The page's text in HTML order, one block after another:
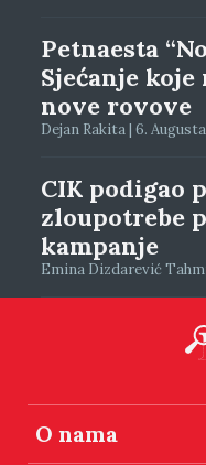
Petnaesta
Sjećanje
nove rovove
Dejan Rakita | 6. Augusta
CIK podigao
zloupotrebe
kampanje
Emina Dizdarević
O nama